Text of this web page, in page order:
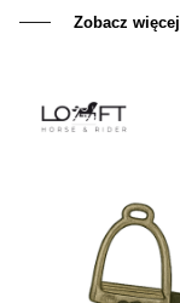
Zobacz więcej